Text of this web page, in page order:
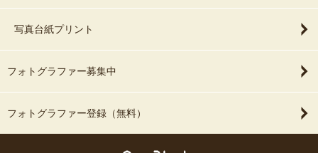
写真台紙プリント
フォトグラファー募集中
フォトグラファー登録（無料）